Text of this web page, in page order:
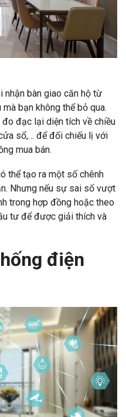
bàn giao căn hộ từ
bạn không thể bỏ qua.
đo đạc lại diện tích về chiều
sổ,… để đối chiếu lị với
mua bán.
thể tạo ra một số chênh
Nhưng nếu sự sai số vượt
trong hợp đồng hoặc theo
tư để được giải thích và
điện